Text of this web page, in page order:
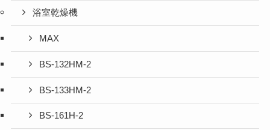
浴室乾燥機
MAX
BS-132HM-2
BS-133HM-2
BS-161H-2